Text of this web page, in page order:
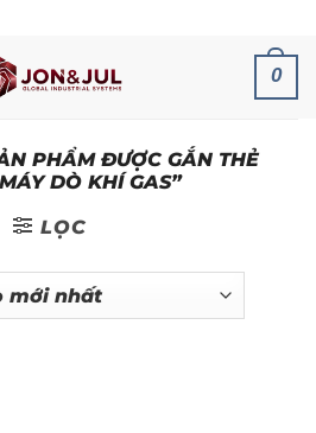
0
PHẨM ĐƯỢC GẮN THẺ
DÒ KHÍ GAS”
LỌC